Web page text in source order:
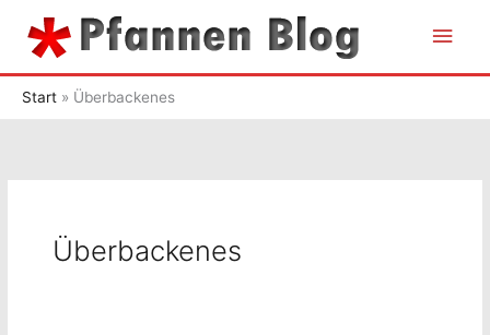
Inhalt
Start Überbackenes
Überbackenes